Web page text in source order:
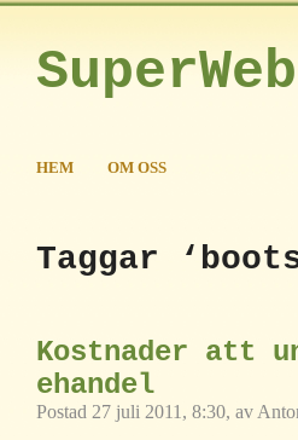
HEM OM OSS
Taggar
Kostnader att
ehandel
Postad 27 juli 2011, 8:30, av